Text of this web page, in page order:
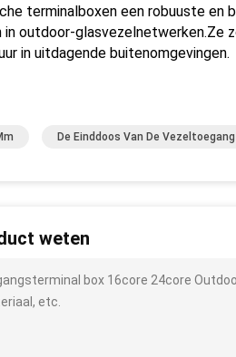
terminalboxen een robuuste en
outdoor-glasvezelnetwerken.Ze
in uitdagende buitenomgevingen.
De Einddoos Van De Vezeltoegang
weten
box 16core 24core
etc.